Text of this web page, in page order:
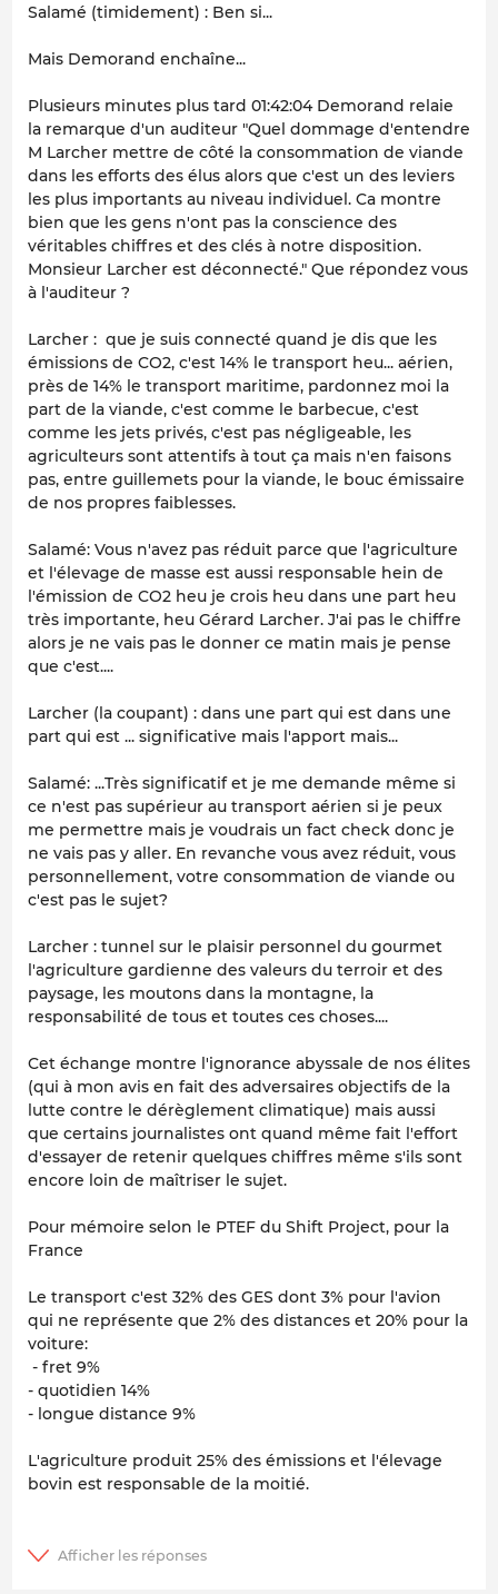
Salamé (timidement) : Ben si...
Mais Demorand enchaîne...
Plusieurs minutes plus tard 01:42:04 Demorand relaie
la remarque d'un auditeur "Quel dommage d'entendre
M Larcher mettre de côté la consommation de viande
dans les efforts des élus alors que c'est un des leviers
les plus importants au niveau individuel. Ca montre
bien que les gens n'ont pas la conscience des
véritables chiffres et des clés à notre disposition.
Monsieur Larcher est déconnecté." Que répondez vous
à l'auditeur ?
Larcher : que je suis connecté quand je dis que les
émissions de CO2, c'est 14% le transport heu... aérien,
près de 14% le transport maritime, pardonnez moi la
part de la viande, c'est comme le barbecue, c'est
comme les jets privés, c'est pas négligeable, les
agriculteurs sont attentifs à tout ça mais n'en faisons
pas, entre guillemets pour la viande, le bouc émissaire
de nos propres faiblesses.
Salamé: Vous n'avez pas réduit parce que l'agriculture
et l'élevage de masse est aussi responsable hein de
l'émission de CO2 heu je crois heu dans une part heu
très importante, heu Gérard Larcher. J'ai pas le chiffre
alors je ne vais pas le donner ce matin mais je pense
que c'est....
Larcher (la coupant) : dans une part qui est dans une
part qui est ... significative mais l'apport mais...
Salamé: ...Très significatif et je me demande même si
ce n'est pas supérieur au transport aérien si je peux
me permettre mais je voudrais un fact check donc je
ne vais pas y aller. En revanche vous avez réduit, vous
personnellement, votre consommation de viande ou
c'est pas le sujet?
Larcher : tunnel sur le plaisir personnel du gourmet
l'agriculture gardienne des valeurs du terroir et des
paysage, les moutons dans la montagne, la
responsabilité de tous et toutes ces choses....
Cet échange montre l'ignorance abyssale de nos élites
(qui à mon avis en fait des adversaires objectifs de la
lutte contre le dérèglement climatique) mais aussi
que certains journalistes ont quand même fait l'effort
d'essayer de retenir quelques chiffres même s'ils sont
encore loin de maîtriser le sujet.
Pour mémoire selon le PTEF du Shift Project, pour la
France
Le transport c'est 32% des GES dont 3% pour l'avion
qui ne représente que 2% des distances et 20% pour la
voiture:
- fret 9%
- quotidien 14%
- longue distance 9%
L'agriculture produit 25% des émissions et l'élevage
bovin est responsable de la moitié.